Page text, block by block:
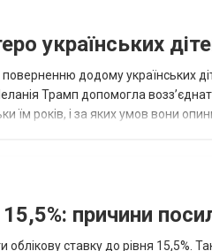
українських
додому українських
Трамп допомогла возз’єднати
їм років, і за яких умов вони
причини
ставку до рівня 15,5%.